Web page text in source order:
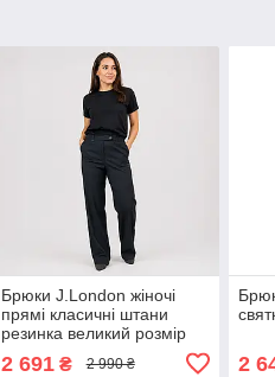
Брюки J.London жіночі
прямі класичні штани
резинка великий розмір
2 691₴ 2 990 ₴ 2